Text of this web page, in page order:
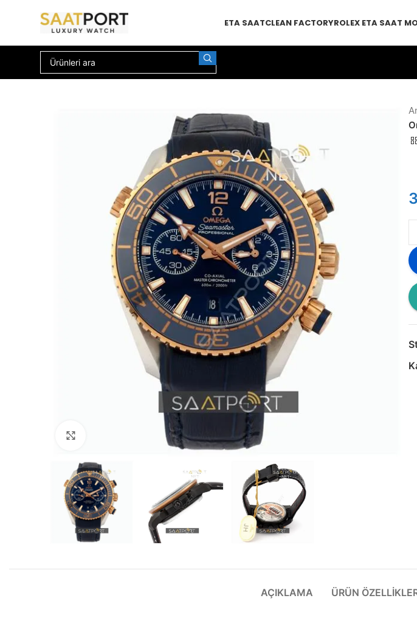
ETA SAATCLEAN FACTORYROLEX ETA SAAT
Büyütmek için tıklayın
AÇIKLAMA ÜRÜN